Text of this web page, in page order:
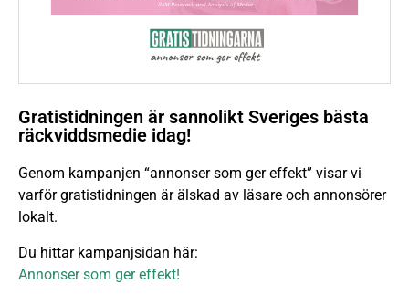
Gratistidningen är sannolikt Sveriges bästa
räckviddsmedie idag!
Genom kampanjen “annonser som ger effekt” visar vi
varför gratistidningen är älskad av läsare och annonsörer
lokalt.
Du hittar kampanjsidan här:
Annonser som ger effekt!